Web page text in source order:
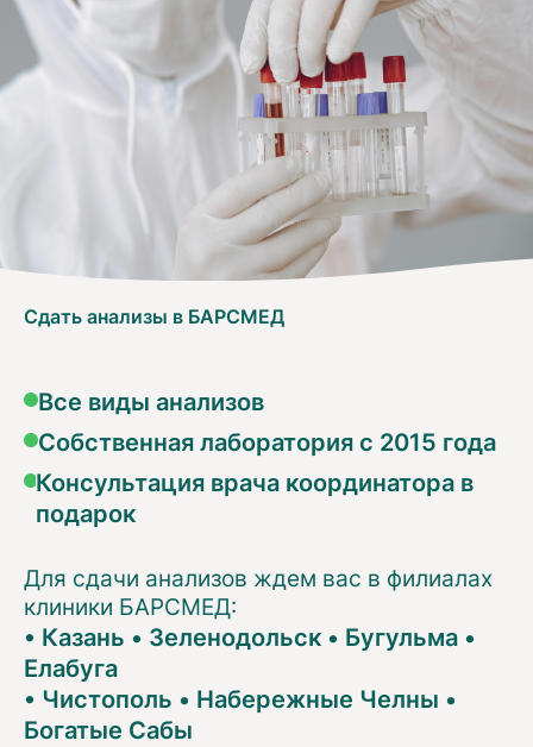
Сдать анализы в БАРСМЕД
Все виды анализов
Собственная лаборатория с 2015 года
Консультация врача координатора в
подарок
Для сдачи анализов ждем вас в филиалах
клиники БАРСМЕД:
• Казань • Зеленодольск • Бугульма •
Елабуга
• Чистополь • Набережные Челны •
Богатые Сабы